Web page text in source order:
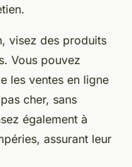
visez des produits
Vous pouvez
les ventes en ligne
cher, sans
également à
assurant leur